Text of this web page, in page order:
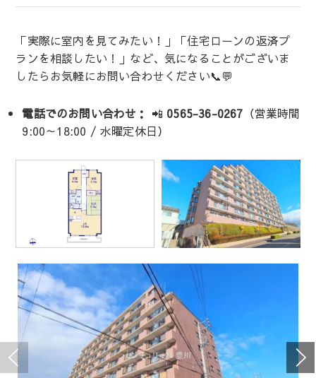
「実際に室内を見てみたい！」「住宅ローンの返済プ
ランを相談したい！」など、気になることがございま
したらお気軽にお問い合わせください📞💬
電話でのお問い合わせ： 📲 0565-36-0267 （営業時間
9:00～18:00 / 水曜定休日）